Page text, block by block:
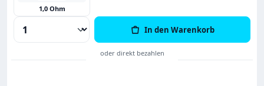
1,0 Ohm
Produkt Anzahl: Gib den gewünschten
In den Warenkorb